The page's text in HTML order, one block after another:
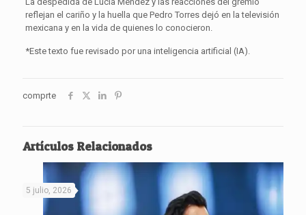
reflejan el cariño y la huella que Pedro Torres dejó en la televisión
mexicana y en la vida de quienes lo conocieron.
*Este texto fue revisado por una inteligencia artificial (IA).
comprte
Artículos Relacionados
5 julio, 2026